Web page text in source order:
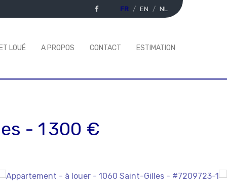
FR EN NL
LOUÉ A PROPOS CONTACT ESTIMATION
- 1 300 €